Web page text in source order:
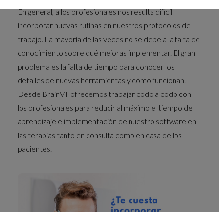
En general, a los profesionales nos resulta difícil
incorporar nuevas rutinas en nuestros protocolos de
trabajo. La mayoría de las veces no se debe a la falta de
conocimiento sobre qué mejoras implementar. El gran
problema es la falta de tiempo para conocer los
detalles de nuevas herramientas y cómo funcionan.
Desde BrainVT ofrecemos trabajar codo a codo con
los profesionales para reducir al máximo el tiempo de
aprendizaje e implementación de nuestro software en
las terapias tanto en consulta como en casa de los
pacientes.